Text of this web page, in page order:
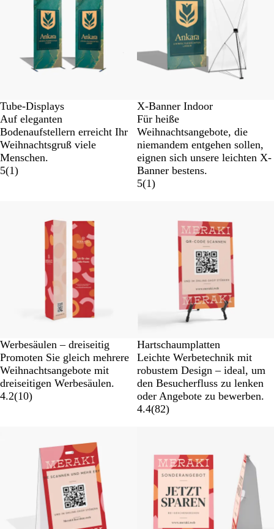
Tube-Displays
Auf eleganten
Bodenaufstellern erreicht Ihr
Weihnachtsgruß viele
Menschen.
5(1)
X-Banner Indoor
Für heiße
Weihnachtsangebote, die
niemandem entgehen sollen,
eignen sich unsere leichten X-
Banner bestens.
5(1)
Werbesäulen – dreiseitig
Promoten Sie gleich mehrere
Weihnachtsangebote mit
dreiseitigen Werbesäulen.
4.2(10)
Hartschaumplatten
Leichte Werbetechnik mit
robustem Design – ideal, um
den Besucherfluss zu lenken
oder Angebote zu bewerben.
4.4(82)